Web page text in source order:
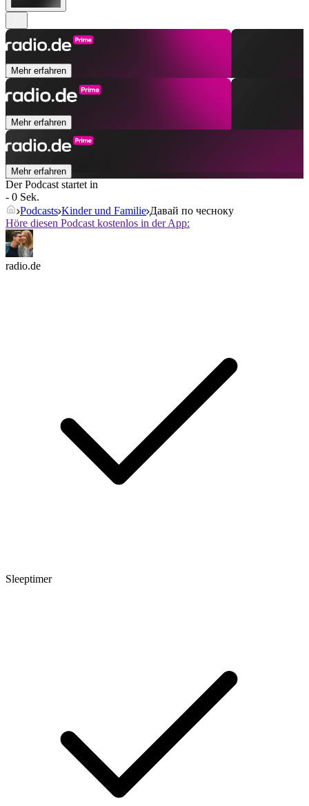
Mehr erfahren
Mehr erfahren
Mehr erfahren
Der Podcast startet in
- 0 Sek.
Podcasts Kinder und Familie Давай по чесноку
Höre diesen Podcast kostenlos in der App:
radio.de
Sleeptimer